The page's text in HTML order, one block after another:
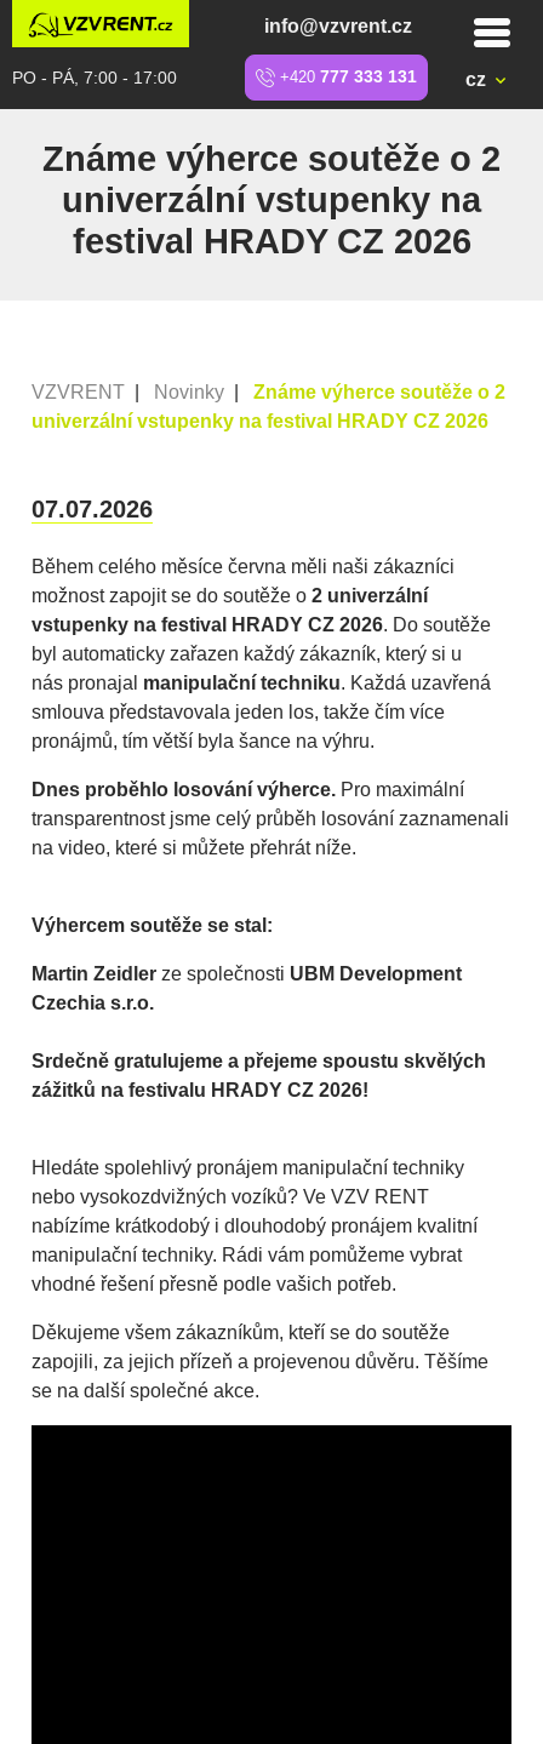
info@vzvrent.cz
PO - PÁ, 7:00 - 17:00 +420 777 333 131 cz
Známe výherce soutěže o 2
univerzální vstupenky na
festival HRADY CZ 2026
VZVRENT Novinky
Známe výherce soutěže o 2
univerzální vstupenky na festival HRADY CZ 2026
07.07.2026
Během celého měsíce června měli naši zákazníci
možnost zapojit se do soutěže o 2 univerzální
vstupenky na festival HRADY CZ 2026. Do soutěže
byl automaticky zařazen každý zákazník, který si u
nás pronajal manipulační techniku. Každá uzavřená
smlouva představovala jeden los, takže čím více
pronájmů, tím větší byla šance na výhru.
Dnes proběhlo losování výherce. Pro maximální
transparentnost jsme celý průběh losování zaznamenali
na video, které si můžete přehrát níže.
Výhercem soutěže se stal:
Martin Zeidler ze společnosti UBM Development
Czechia s.r.o.
Srdečně gratulujeme a přejeme spoustu skvělých
zážitků na festivalu HRADY CZ 2026!
Hledáte spolehlivý pronájem manipulační techniky
nebo vysokozdvižných vozíků? Ve VZV RENT
nabízíme krátkodobý i dlouhodobý pronájem kvalitní
manipulační techniky. Rádi vám pomůžeme vybrat
vhodné řešení přesně podle vašich potřeb.
Děkujeme všem zákazníkům, kteří se do soutěže
zapojili, za jejich přízeň a projevenou důvěru. Těšíme
se na další společné akce.